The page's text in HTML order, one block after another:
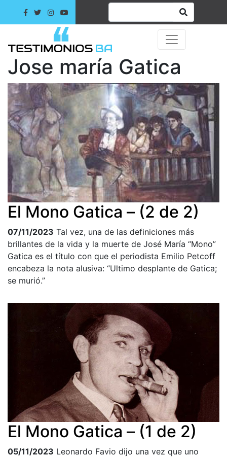
Jose maría Gatica
El Mono Gatica – (2 de 2)
07/11/2023 Tal vez, una de las definiciones más
brillantes de la vida y la muerte de José María “Mono”
Gatica es el título con que el periodista Emilio Petcoff
encabeza la nota alusiva: “Ultimo desplante de Gatica;
se murió.”
El Mono Gatica – (1 de 2)
05/11/2023 Leonardo Favio dijo una vez que uno